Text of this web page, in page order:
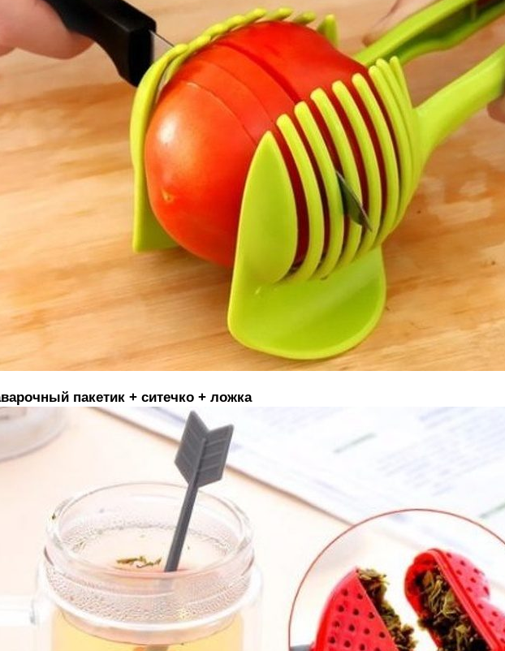
пакетик + ситечко + ложка